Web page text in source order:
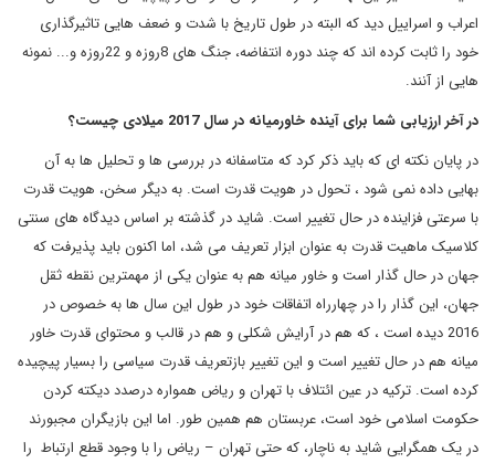
اعراب و اسراییل دید که البته در طول تاریخ با شدت و ضعف هایی تاثیرگذاری
خود را ثابت کرده اند که چند دوره انتفاضه، جنگ های 8روزه و 22روزه و... نمونه
هایی از آنند.
در آخر ارزیابی شما برای آینده خاورمیانه در سال 2017 میلادی چیست؟
در پایان نکته ای که باید ذکر کرد که متاسفانه در بررسی ها و تحلیل ها به آن
بهایی داده نمی شود ، تحول در هویت قدرت است. به دیگر سخن، هویت قدرت
با سرعتی فزاینده در حال تغییر است. شاید در گذشته بر اساس دیدگاه های سنتی
کلاسیک ماهیت قدرت به عنوان ابزار تعریف می شد، اما اکنون باید پذیرفت که
جهان در حال گذار است و خاور میانه هم به عنوان یکی از مهمترین نقطه ثقل
جهان، این گذار را در چهارراه اتفاقات خود در طول این سال ها به خصوص در
2016 دیده است ، که هم در آرایش شکلی و هم در قالب و محتوای قدرت خاور
میانه هم در حال تغییر است و این تغییر بازتعریف قدرت سیاسی را بسیار پیچیده
کرده است. ترکیه در عین ائتلاف با تهران و ریاض همواره درصدد دیکته کردن
حکومت اسلامی خود است، عربستان هم همین طور. اما این بازیگران مجبورند
در یک همگرایی شاید به ناچار، که حتی تهران – ریاض را با وجود قطع ارتباط را